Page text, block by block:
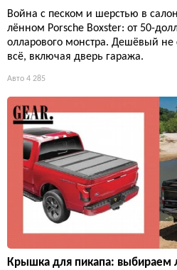
Война с песком и шерстью в
лённом Porsche Boxster: от 50-
олларового монстра. Дешёвый не
всё, включая дверь гаража.
Авто 4 285
Крышка для пикапа: выбираем